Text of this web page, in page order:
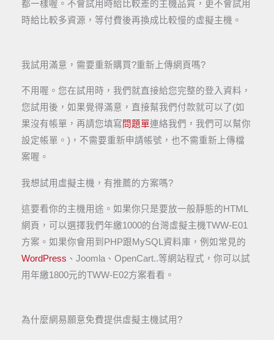
都一樣喔。不會試用時給比較差的主機品質，更不會試用
時給比較多資源，等付費後再換成比較慢的虛擬主機。
我試用滿意，需要重新購買?重新上傳網頁嗎?
不用喔。您在試用時，我們就直接給您完整的登入資料，
您試用後，如果覺得滿意，直接幫我們付款就可以了(如
果沒有帳單，再請您填寫問題單連絡我們，我們可以幫你
設定帳單。)，不需要重新申請帳號，也不需重新上傳檔
案喔。
我想試用虛擬主機，有推薦的方案嗎?
這要看你的主機用途。如果你只是要放一般靜態的HTML
網頁，可以選擇我們年繳1000的台灣虛擬主機TWW-E01
方案。如果你會用到PHP跟MySQL資料庫，例如常見的
WordPress 、Joomla、OpenCart..等網站程式，你可以試
用年繳1800元的TWW-E02方案看看。
為什麼網易願意免費提供虛擬主機試用?